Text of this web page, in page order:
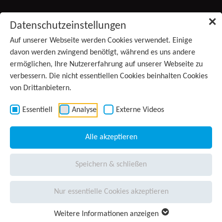
✕
Datenschutzeinstellungen
Auf unserer Webseite werden Cookies verwendet. Einige
davon werden zwingend benötigt, während es uns andere
ermöglichen, Ihre Nutzererfahrung auf unserer Webseite zu
verbessern. Die nicht essentiellen Cookies beinhalten Cookies
von Drittanbietern.
Essentiell Analyse Externe Videos
Alle akzeptieren
Speichern & schließen
Nur essentielle Cookies akzeptieren
Weitere Informationen anzeigen
Produkte
Services
Unternehmen
Presse
Karriere